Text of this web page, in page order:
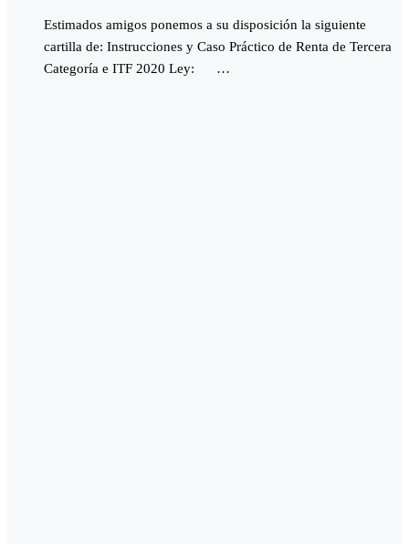
Estimados amigos ponemos a su disposición la siguiente
cartilla de: Instrucciones y Caso Práctico de Renta de Tercera
Categoría e ITF 2020 Ley: …